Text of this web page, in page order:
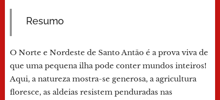
Resumo
O Norte e Nordeste de Santo Antão é a prova viva de
que uma pequena ilha pode conter mundos inteiros!
Aqui, a natureza mostra-se generosa, a agricultura
floresce, as aldeias resistem penduradas nas